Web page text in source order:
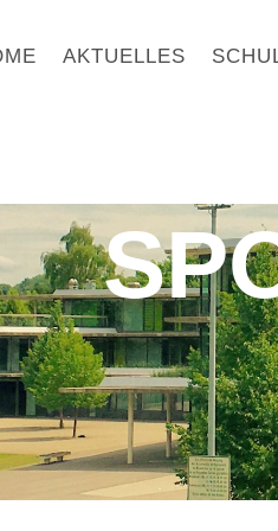
AKTUELLES